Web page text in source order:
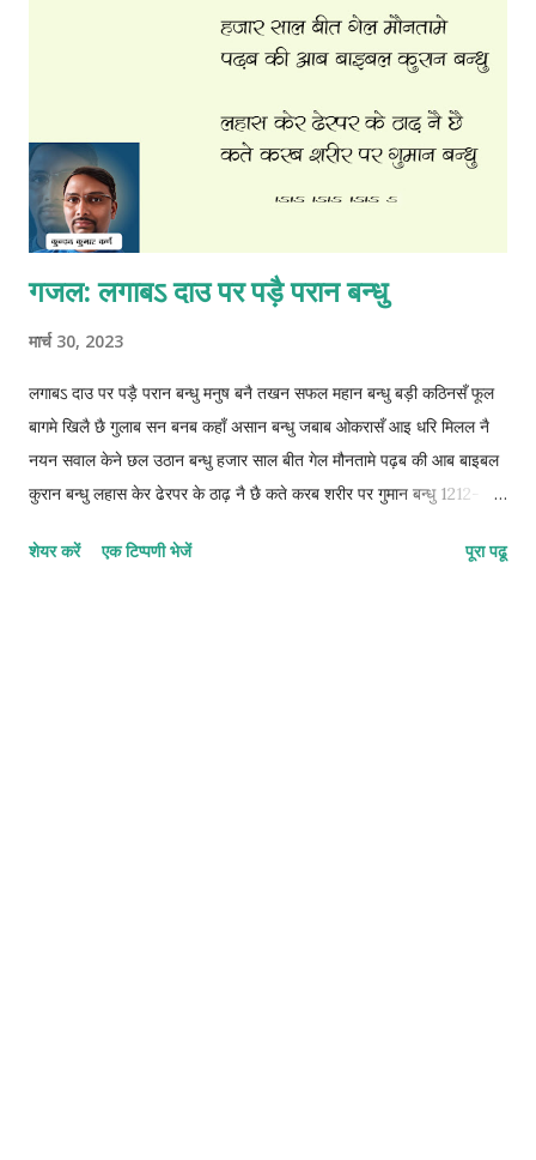
गजल: लगाबऽ दाउ पर पड़ै परान बन्धु
मार्च 30, 2023
लगाबऽ दाउ पर पड़ै परान बन्धु मनुष बनै तखन सफल महान बन्धु बड़ी कठिनसँ फूल
बागमे खिलै छै गुलाब सन बनब कहाँ असान बन्धु जबाब ओकरासँ आइ धरि मिलल नै
नयन सवाल केने छल उठान बन्धु हजार साल बीत गेल मौनतामे पढ़ब की आब बाइबल
कुरान बन्धु लहास केर ढेरपर के ठाढ़ नै छै कते करब शरीर पर गुमान बन्धु 1212-
शेयर करें एक टिप्पणी भेजें पूरा पढू